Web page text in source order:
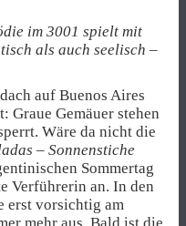
im 3001 spielt mit
als auch seelisch –
auf Buenos Aires
Graue Gemäuer stehen
Wäre da nicht die
– Sonnenstiche
Sommertag
Verführerin an. In den
erst vorsichtig am